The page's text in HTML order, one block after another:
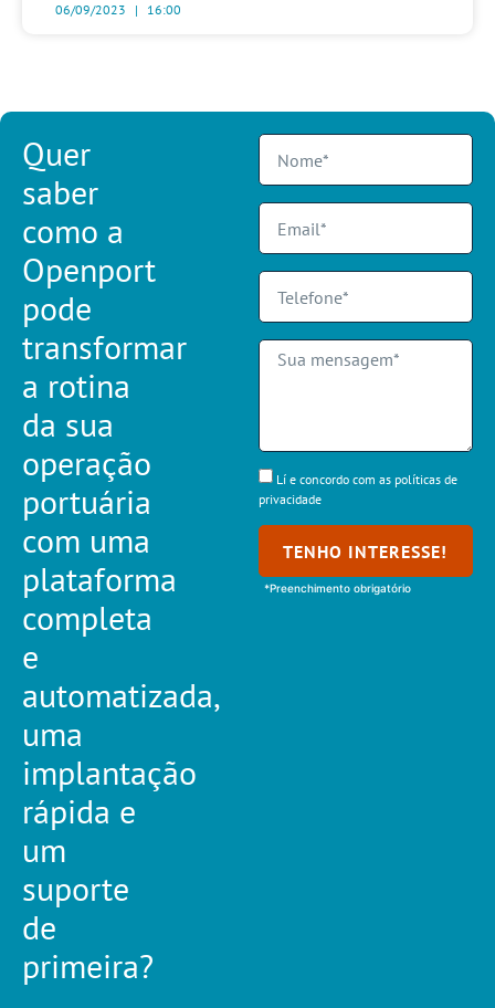
06/09/2023 16:00
Quer
saber
como a
Openport
pode
transformar
a rotina
da sua
operação
portuária
com uma
plataforma
completa
e
automatizada,
uma
implantação
rápida e
um
suporte
de
primeira?
Lí e concordo com as políticas de
privacidade
TENHO INTERESSE!
*Preenchimento obrigatório